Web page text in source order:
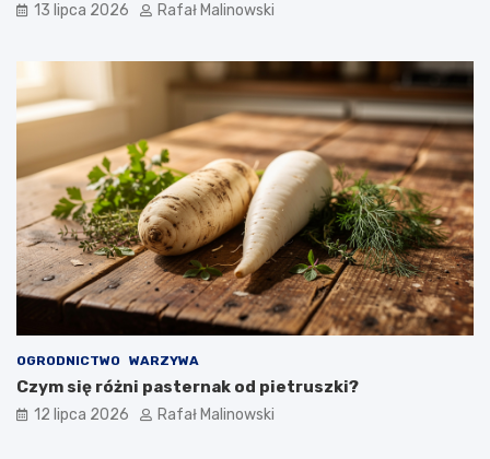
13 lipca 2026 Rafał Malinowski
OGRODNICTWO WARZYWA
Czym się różni pasternak od pietruszki?
12 lipca 2026 Rafał Malinowski